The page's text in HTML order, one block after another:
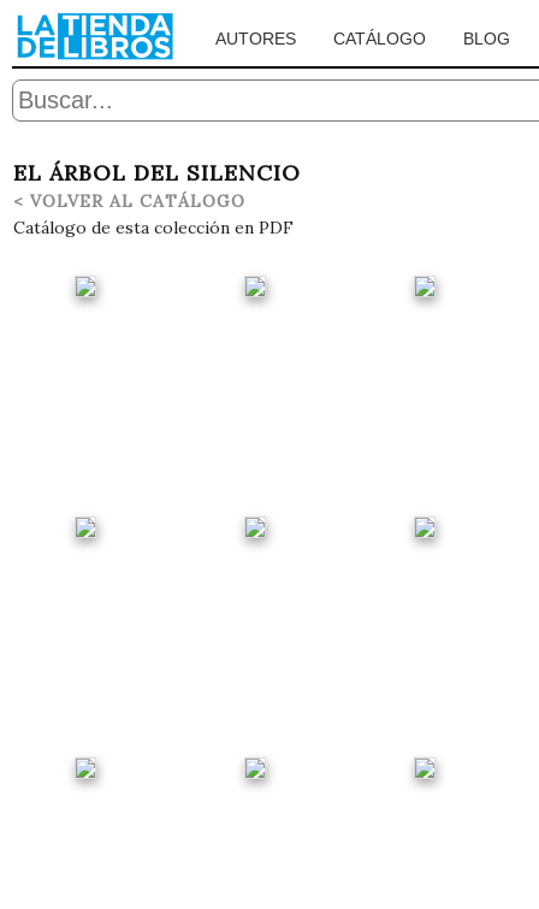
AUTORES CATÁLOGO BLOG
EL ÁRBOL DEL SILENCIO
< VOLVER AL CATÁLOGO
Catálogo de esta colección en PDF